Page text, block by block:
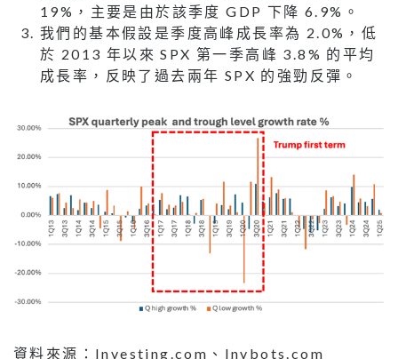
19%，主要是由於該季度 GDP 下降 6.9%。
我們的基本假設是季度高峰成長率為 2.0%，低
於 2013 年以來 SPX 第一季高峰 3.8% 的平均
成長率，反映了過去兩年 SPX 的強勁反彈。
資料來源：Investing.com、Invbots.com